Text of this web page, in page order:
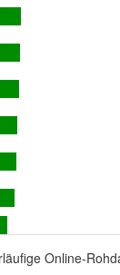
Online-